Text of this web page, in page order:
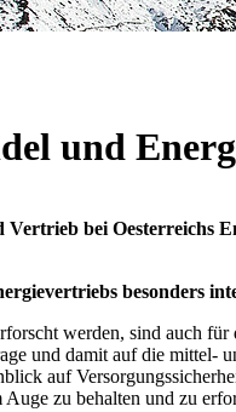
und
bei Oesterreichs
besonders
werden, sind auch
und damit auf die
auf
zu behalten und zu